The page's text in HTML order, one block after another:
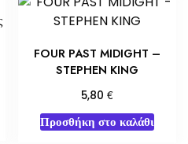
FOUR PAST MIDIGHT –
STEPHEN KING
5,80€
Προσθήκη στο καλάθι